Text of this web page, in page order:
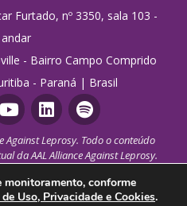
Furtado, nº 3350, sala 103 -
andar
- Bairro Campo Comprido
- Paraná | Brasil
Against Leprosy. Todo o conteúdo
da AAL Alliance Against Leprosy.
distribuição ou replicação, sem
é estritamente proibido. Solicitar
conforme
Uso, Privacidade e Cookies.